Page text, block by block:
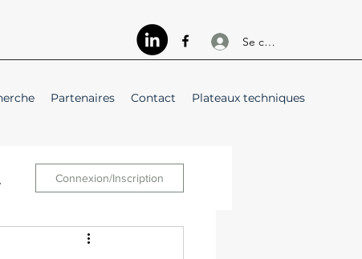
Se connecter
Partenaires Contact Plateaux techniques
Connexion/Inscription